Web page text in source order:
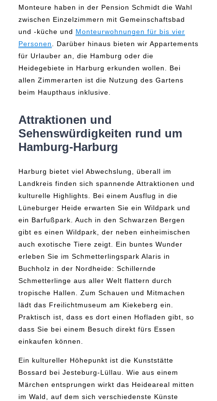
Monteure haben in der Pension Schmidt die Wahl
zwischen Einzelzimmern mit Gemeinschaftsbad
und -küche und Monteurwohnungen für bis vier
Personen
. Darüber hinaus bieten wir Appartements
für Urlauber an, die Hamburg oder die
Heidegebiete in Harburg erkunden wollen. Bei
allen Zimmerarten ist die Nutzung des Gartens
beim Haupthaus inklusive.
Attraktionen und
Sehenswürdigkeiten rund um
Hamburg-Harburg
Harburg bietet viel Abwechslung, überall im
Landkreis finden sich spannende Attraktionen und
kulturelle Highlights. Bei einem Ausflug in die
Lüneburger Heide erwarten Sie ein Wildpark und
ein Barfußpark. Auch in den Schwarzen Bergen
gibt es einen Wildpark, der neben einheimischen
auch exotische Tiere zeigt. Ein buntes Wunder
erleben Sie im Schmetterlingspark Alaris in
Buchholz in der Nordheide: Schillernde
Schmetterlinge aus aller Welt flattern durch
tropische Hallen. Zum Schauen und Mitmachen
lädt das Freilichtmuseum am Kiekeberg ein.
Praktisch ist, dass es dort einen Hofladen gibt, so
dass Sie bei einem Besuch direkt fürs Essen
einkaufen können.
Ein kultureller Höhepunkt ist die Kunststätte
Bossard bei Jesteburg-Lüllau. Wie aus einem
Märchen entsprungen wirkt das Heideareal mitten
im Wald, auf dem sich verschiedenste Künste